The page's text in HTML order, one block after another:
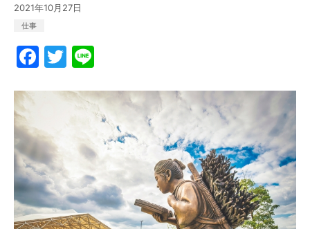
2021年10月27日
仕事
F
a
c
e
b
o
o
k
T
w
itt
er
e